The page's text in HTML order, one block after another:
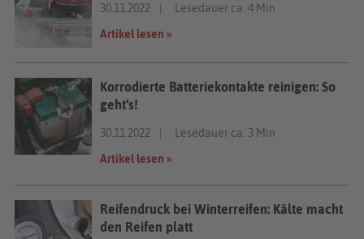
30.11.2022
Lesedauer ca. 4 Min
Artikel lesen »
Korrodierte Batteriekontakte reinigen: So
geht‘s!
30.11.2022
Lesedauer ca. 3 Min
Artikel lesen »
Reifendruck bei Winterreifen: Kälte macht
den Reifen platt